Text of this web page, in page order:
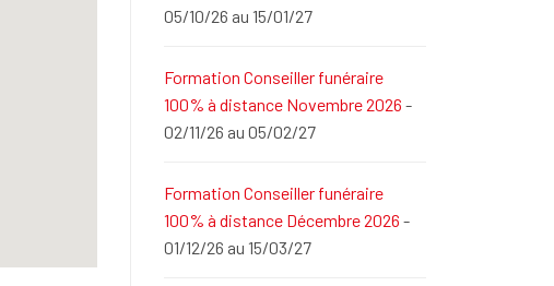
05/10/26 au 15/01/27
Formation Conseiller funéraire
100% à distance Novembre 2026 -
02/11/26 au 05/02/27
Formation Conseiller funéraire
100% à distance Décembre 2026 -
01/12/26 au 15/03/27